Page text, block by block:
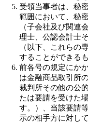
受領当事者は、秘
範囲において、秘
（子会社及び関連
理士、公認会計士
（以下、これらの
することができる
前各号の規定にか
は金融商品取引所
裁判所その他の公
たは要請を受けた
す。）、当該要請
示の相手方に対し